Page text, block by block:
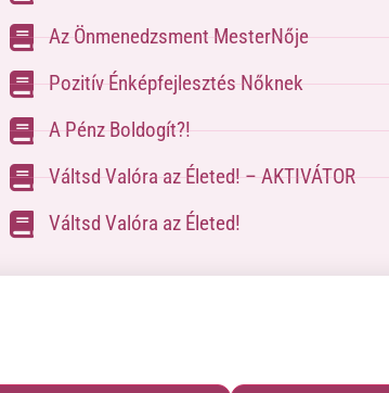
Az Önmenedzsment MesterNője
Pozitív Énképfejlesztés Nőknek
A Pénz Boldogít?!
Váltsd Valóra az Életed! – AKTIVÁTOR
Váltsd Valóra az Életed!